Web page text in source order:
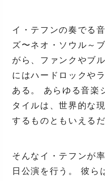
イ・テフンの奏でる
ズ〜ネオ・ソウル～
がら、ファンクやブ
にはハードロックや
ある。 あらゆる音楽
タイルは、世界的な
するものともいえるだ
そんなイ・テフンが
日公演を行う。 彼ら